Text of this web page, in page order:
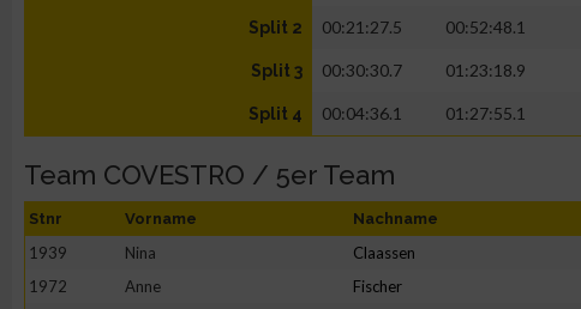
Split 2 00:21:27.5 00:52:48.1
Split 3 00:30:30.7 01:23:18.9
Split 4 00:04:36.1 01:27:55.1
Team COVESTRO / 5er Team
Stnr Vorname Nachname
1939 Nina Claassen
1972
Anne Fischer